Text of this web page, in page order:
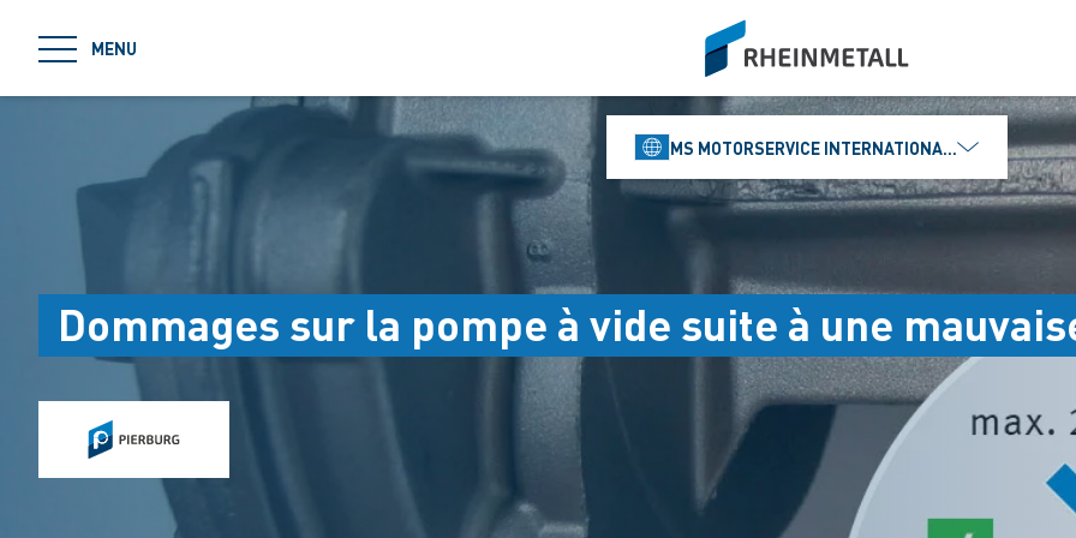
MENU
siteLogo
MS MOTORSERVICE INTERNATIONAL GMBH
Dommages sur la pompe à vide suite à une